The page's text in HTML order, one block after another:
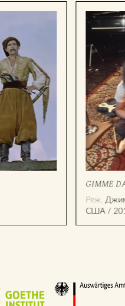
GIMME
Реж.
США /